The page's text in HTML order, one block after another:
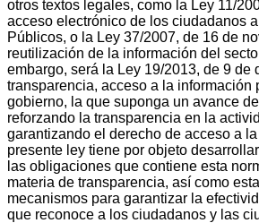
otros textos legales, como la Ley 11/
acceso electrónico de los ciudadanos
Públicos, o la Ley 37/2007, de 16 de
reutilización de la información del
embargo, será la Ley 19/2013, de 9 de
transparencia, acceso a la información
gobierno, la que suponga un avance
reforzando la transparencia en la
garantizando el derecho de acceso a
presente ley tiene por objeto
las obligaciones que contiene esta
materia de transparencia, así como
mecanismos para garantizar la
que reconoce a los ciudadanos y las